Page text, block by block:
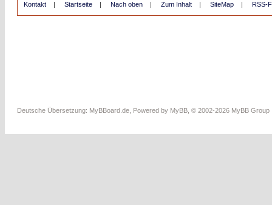
Kontakt | Startseite | Nach oben | Zum Inhalt | SiteMap | RSS-
Deutsche Übersetzung: MyBBoard.de , Powered by MyBB , © 2002-2026 MyBB Group